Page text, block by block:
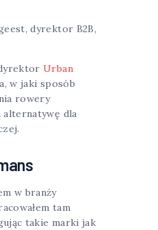
dyrektor B2B,
Urban
w jaki sposób
rowery
dla
w branży
tam
takie marki jak